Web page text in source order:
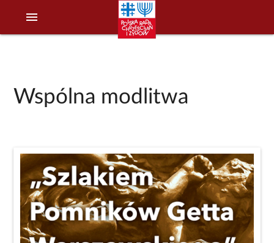
menu
Wspólna modlitwa